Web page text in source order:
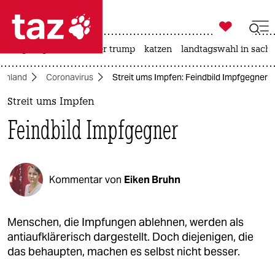
 taz zahl ich
taz zahl ich
politik
öko
gesellschaft
kultur
sport

taz zahl ich
usa unter trump katzen landtagswahl in
Coronavirus Streit ums Impfen: Feindbild Impfgegner
Streit ums Impfen
Feindbild Impfgegner
Kommentar von Eiken Bruhn
Menschen, die Impfungen ablehnen, werden als
antiaufklärerisch dargestellt. Doch diejenigen, die
das behaupten, machen es selbst nicht besser.